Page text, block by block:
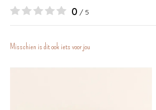
0 / 5
Misschien is dit ook iets voor jou